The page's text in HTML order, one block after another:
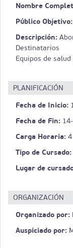
Nombre
Público Objetivo:
Descripción:
Destinatarios
Equipos de
PLANIFICACIÓN
Fecha de Inicio:
Fecha de Fin:
Carga Horaria:
Tipo de Cursado:
Lugar de
ORGANIZACIÓN
Organizado por:
Auspiciado por: